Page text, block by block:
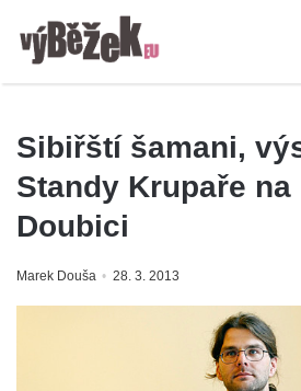
Sibiřští šamani,
Standy Krupaře
Doubici
Marek Douša 28. 3. 2013